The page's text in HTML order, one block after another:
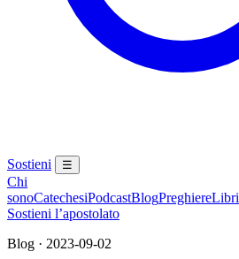
Sostieni ☰
Chi
sonoCatechesiPodcastBlogPreghiereLibri
Sostieni l’apostolato
Blog · 2023-09-02